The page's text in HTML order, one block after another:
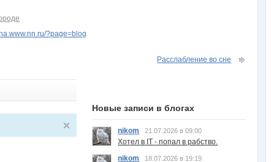
?page=blog
Расслабление во сне
Новые записи в блогах
nikom 21.07.2026 в 09:00
Хотел в IT - попал в рабство.
nikom
18.07.2026 в 19:19